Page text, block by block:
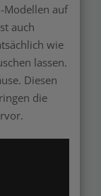
Modellen auf
auch
wie
lassen.
Diesen
die